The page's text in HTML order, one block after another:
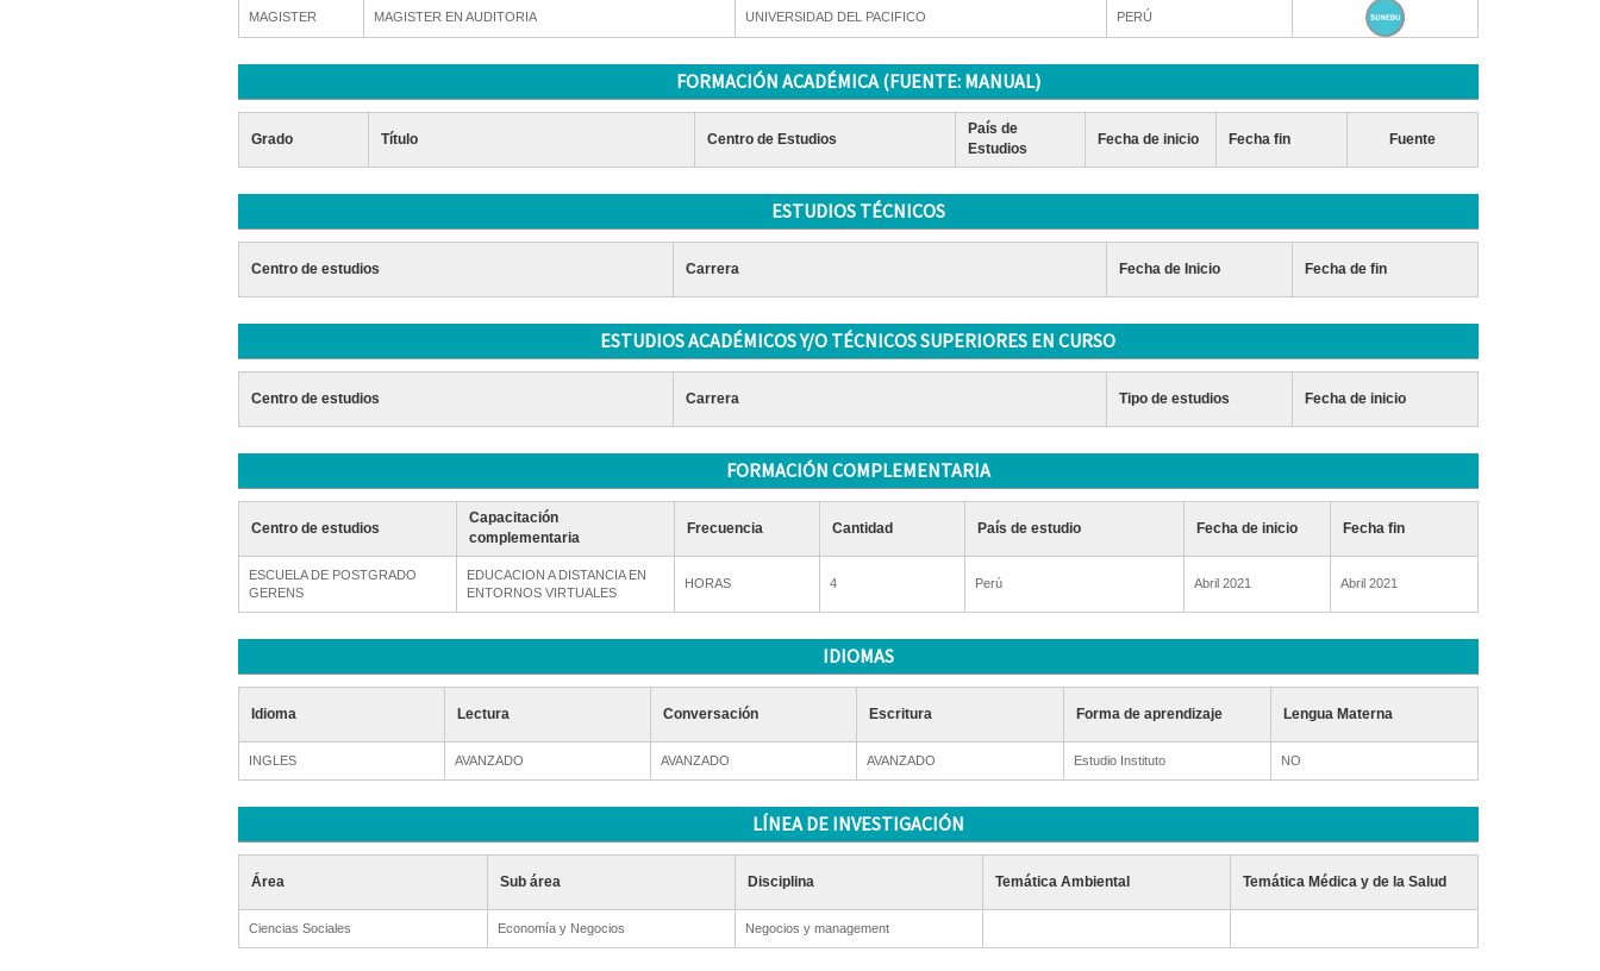
MAGISTER MAGISTER EN AUDITORIA UNIVERSIDAD DEL PACIFICO PERÚ
FORMACIÓN ACADÉMICA (FUENTE: MANUAL)
Grado Título Centro de Estudios
País de
Estudios
Fecha de inicio Fecha fin Fuente
ESTUDIOS TÉCNICOS
Centro de estudios Carrera Fecha de Inicio Fecha de fin
ESTUDIOS ACADÉMICOS Y/O TÉCNICOS SUPERIORES EN CURSO
Centro de estudios Carrera Tipo de estudios Fecha de inicio
FORMACIÓN COMPLEMENTARIA
Centro de estudios
Capacitación
complementaria
Frecuencia Cantidad País de estudio Fecha de inicio Fecha fin
ESCUELA DE POSTGRADO
GERENS
EDUCACION A DISTANCIA EN
ENTORNOS VIRTUALES
HORAS 4 Perú Abril 2021 Abril 2021
IDIOMAS
Idioma Lectura Conversación Escritura Forma de aprendizaje Lengua Materna
INGLES AVANZADO AVANZADO AVANZADO Estudio Instituto NO
LÍNEA DE INVESTIGACIÓN
Área Sub área Disciplina Temática Ambiental Temática Médica y de la Salud
Ciencias Sociales Economía y Negocios Negocios y management